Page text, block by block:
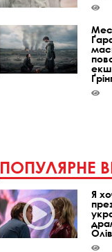
ПОПУЛЯРНЕ
Я